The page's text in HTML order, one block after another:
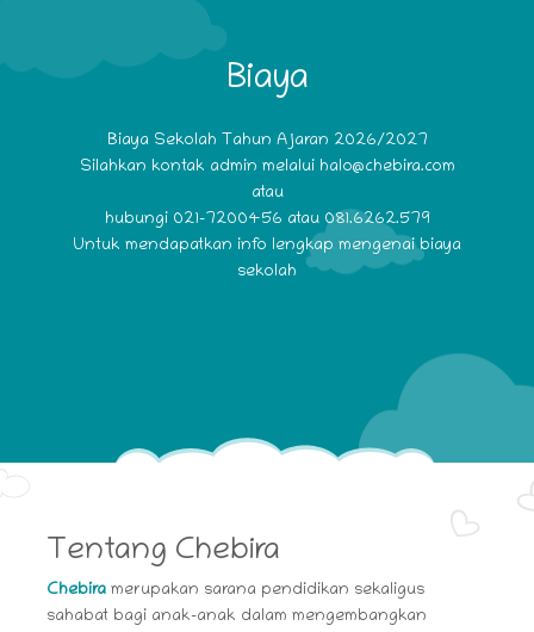
Biaya
Biaya Sekolah Tahun Ajaran 2026/2027
Silahkan kontak admin melalui halo@chebira.com
atau
hubungi 021-7200456 atau 081.6262.579
Untuk mendapatkan info lengkap mengenai biaya
sekolah
Tentang Chebira
Chebira merupakan sarana pendidikan sekaligus
sahabat bagi anak-anak dalam mengembangkan